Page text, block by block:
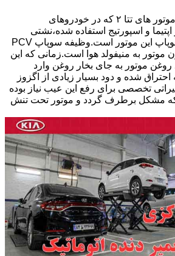
یکی از ایرادات شایع در موتور های تتا ۲ که در خودروهای
اپتیما و اسپورتیج استفاده شده،نشتی
سوپاپ PCV در درب سوپاپ این موتور است.وظیفه سوپاپ PCV
موتور به منیفولد هوا است.زمانی که این
موتور به جای بخار روغن وارد
شده و دود بسیار زیادی از اگزوز
تخصصی برای رفع این عیب نیاز بوده
مشکل برطرف گردد و موتور تحت تنش